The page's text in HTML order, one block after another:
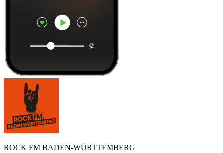
ROCK FM BADEN-WÜRTTEMBERG